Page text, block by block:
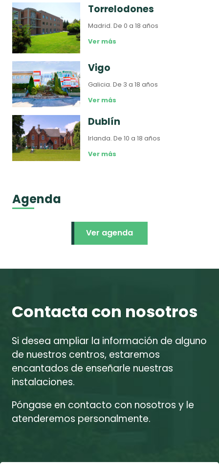
Torrelodones
Madrid.De 0 a 18 años
Ver más
Vigo
Galicia.De 3 a 18 años
Ver más
Dublín
Irlanda.De 10 a 18 años
Ver más
Agenda
Ver agenda
Contacta con nosotros
Si desea ampliar la información de alguno
de nuestros centros, estaremos
encantados de enseñarle nuestras
instalaciones.
Póngase en contacto con nosotros y le
atenderemos personalmente.